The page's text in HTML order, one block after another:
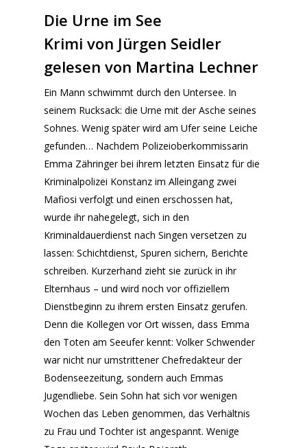
Die Urne im See
Krimi von Jürgen Seidler
gelesen von Martina Lechner
Ein Mann schwimmt durch den Untersee. In
seinem Rucksack: die Urne mit der Asche seines
Sohnes. Wenig später wird am Ufer seine Leiche
gefunden… Nachdem Polizeioberkommissarin
Emma Zähringer bei ihrem letzten Einsatz für die
Kriminalpolizei Konstanz im Alleingang zwei
Mafiosi verfolgt und einen erschossen hat,
wurde ihr nahegelegt, sich in den
Kriminaldauerdienst nach Singen versetzen zu
lassen: Schichtdienst, Spuren sichern, Berichte
schreiben. Kurzerhand zieht sie zurück in ihr
Elternhaus – und wird noch vor offiziellem
Dienstbeginn zu ihrem ersten Einsatz gerufen.
Denn die Kollegen vor Ort wissen, dass Emma
den Toten am Seeufer kennt: Volker Schwender
war nicht nur umstrittener Chefredakteur der
Bodenseezeitung, sondern auch Emmas
Jugendliebe. Sein Sohn hat sich vor wenigen
Wochen das Leben genommen, das Verhältnis
zu Frau und Tochter ist angespannt. Wenige